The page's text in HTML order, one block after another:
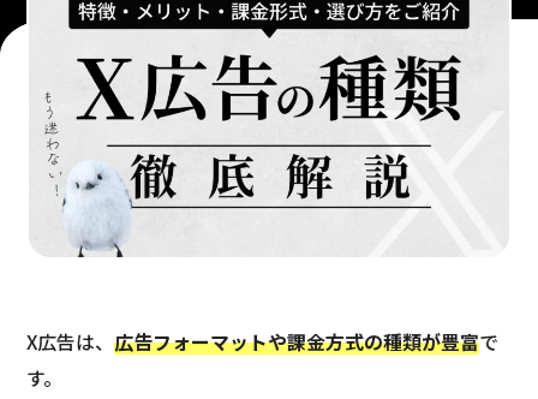
X広告は、広告フォーマットや課金方式の種類が豊富で
す。